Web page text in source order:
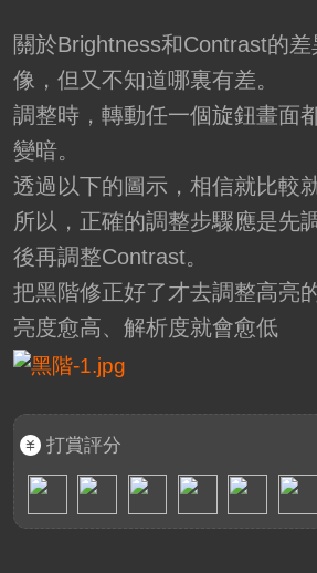
關於Brightness和Contrast的
像，但又不知道哪裏有差。
調整時，轉動任一個旋鈕畫面
變暗。
透過以下的圖示，相信就比較
所以，正確的調整步驟應是先
後再調整Contrast。
把黑階修正好了才去調整高亮
亮度愈高、解析度就會愈低
打賞評分